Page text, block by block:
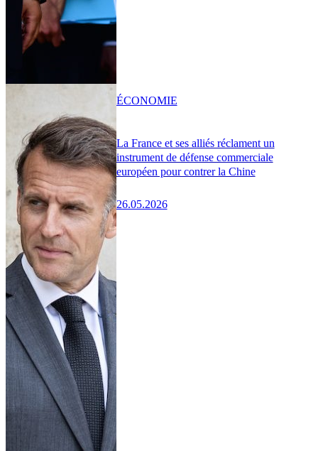
La France et ses alliés réclament un
instrument de défense commerciale
européen pour contrer la Chine
26.05.2026
ÉCONOMIE